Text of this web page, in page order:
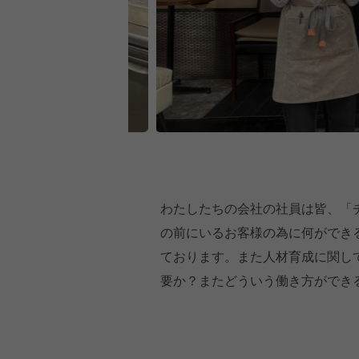
わたしたちの会社の社員は皆、
の前にいるお客様の為に何がで
ております。また人材育成に関
要か？またどういう働き方がで